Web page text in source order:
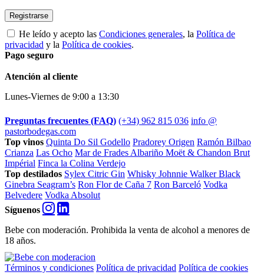
Registrarse
He leído y acepto las Condiciones generales, la Política de
privacidad y la Política de cookies.
Pago seguro
Atención al cliente
Lunes-Viernes de 9:00 a 13:30
Preguntas frecuentes (FAQ) (+34) 962 815 036 info @
pastorbodegas.com
Top vinos Quinta Do Sil Godello Pradorey Origen Ramón Bilbao
Crianza Las Ocho Mar de Frades Albariño Moët & Chandon Brut
Impérial Finca la Colina Verdejo
Top destilados Sylex Citric Gin Whisky Johnnie Walker Black
Ginebra Seagram’s Ron Flor de Caña 7 Ron Barceló Vodka
Belvedere Vodka Absolut
Síguenos
Bebe con moderación. Prohibida la venta de alcohol a menores de
18 años.
Términos y condiciones Política de privacidad Política de cookies